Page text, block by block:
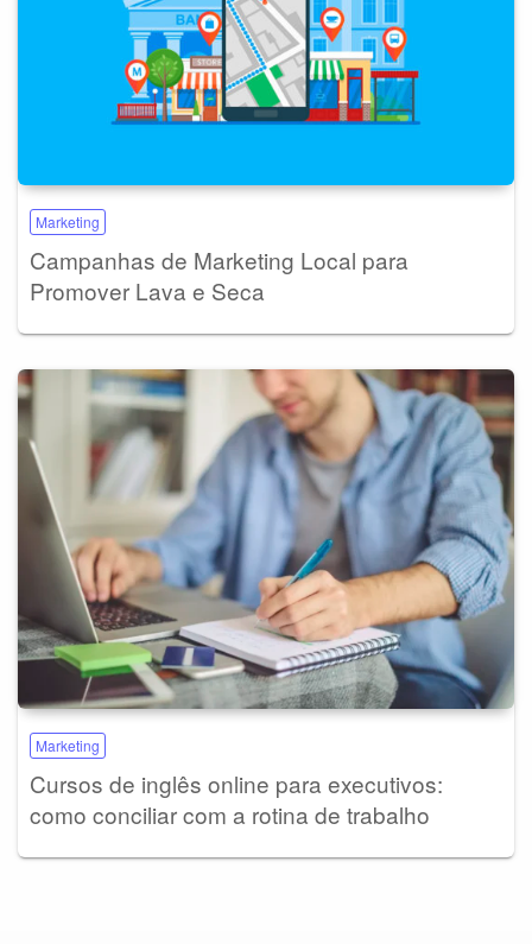
Marketing
Campanhas de Marketing Local para
Promover Lava e Seca
Marketing
Cursos de inglês online para executivos:
como conciliar com a rotina de trabalho